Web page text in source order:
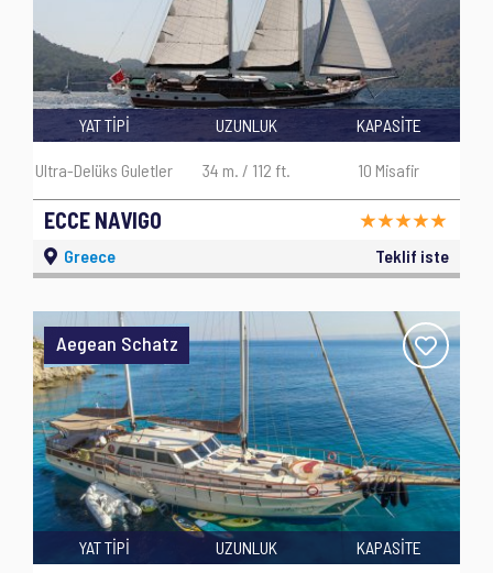
ECCE NAVIGO
YAT TİPİ
Ultra-Delüks Guletler
UZUNLUK
34 m. / 112 ft.
KAPASİTE
10 Misafir
Greece Teklif iste
Aegean Schatz
YAT TİPİ UZUNLUK KAPASİTE